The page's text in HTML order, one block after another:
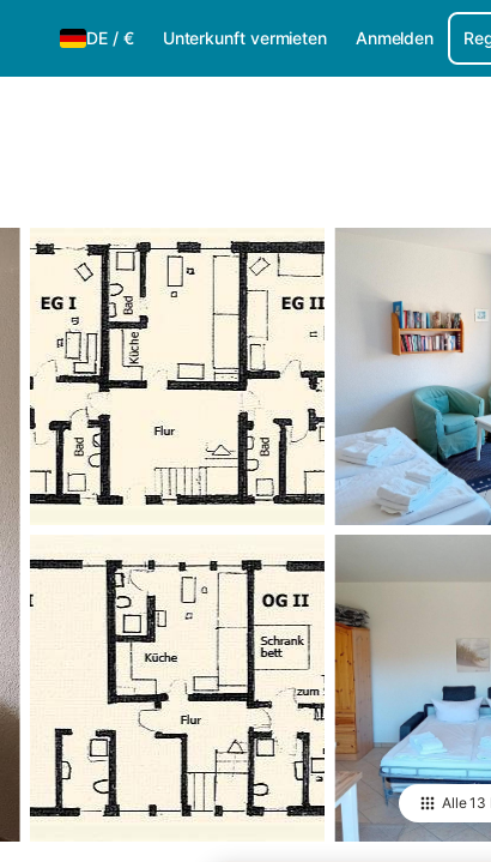
DE / € Unterkunft vermieten Anmelden
Alle13